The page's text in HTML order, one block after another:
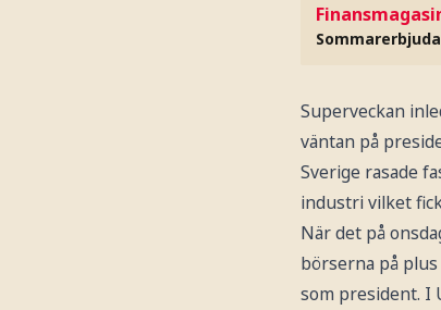
Superveckan
väntan på
Sverige rasade
industri vilket
När det på
börserna på
som president. I